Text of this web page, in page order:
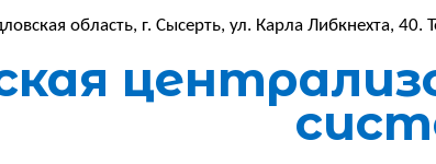
область, г. Сысерть, ул. Карла Либкнехта, 40.